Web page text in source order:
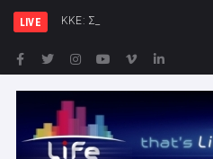
LIVE ΚΚΕ: Σε μια περιοχή που ήδη φ